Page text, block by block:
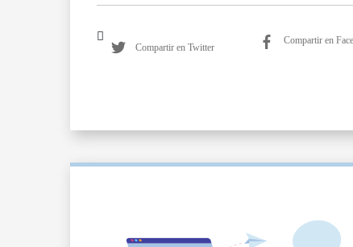
Compartir en Twitter
Compartir en